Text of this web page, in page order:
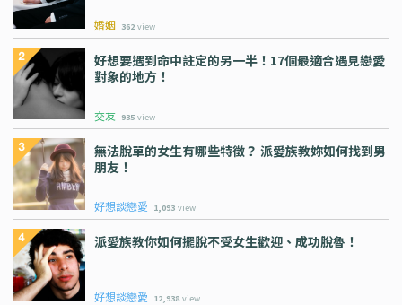
婚姻 362 view
好想要遇到命中註定的另一半！17個最適合遇見戀愛
對象的地方！
交友 935 view
無法脫單的女生有哪些特徵？ 派愛族教妳如何找到男
朋友！
好想談戀愛 1,093 view
派愛族教你如何擺脫不受女生歡迎、成功脫魯！
好想談戀愛 12,938 view